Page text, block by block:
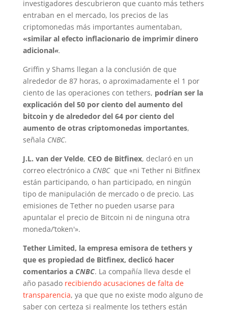
investigadores descubrieron que cuanto más tethers
entraban en el mercado, los precios de las
criptomonedas más importantes aumentaban,
«similar al efecto inflacionario de imprimir dinero
adicional«.
Griffin y Shams llegan a la conclusión de que
alrededor de 87 horas, o aproximadamente el 1 por
ciento de las operaciones con tethers, podrían ser la
explicación del 50 por ciento del aumento del
bitcoin y de alrededor del 64 por ciento del
aumento de otras criptomonedas importantes,
señala CNBC.
J.L. van der Velde, CEO de Bitfinex, declaró en un
correo electrónico a CNBC que «ni Tether ni Bitfinex
están participando, o han participado, en ningún
tipo de manipulación de mercado o de precio. Las
emisiones de Tether no pueden usarse para
apuntalar el precio de Bitcoin ni de ninguna otra
moneda/’token'».
Tether Limited, la empresa emisora de tethers y
que es propiedad de Bitfinex, declicó hacer
comentarios a CNBC. La compañía lleva desde el
año pasado recibiendo acusaciones de falta de
transparencia, ya que que no existe modo alguno de
saber con certeza si realmente los tethers están